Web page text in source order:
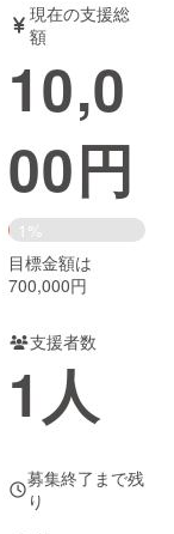
書籍・雑誌
チャレンジ
Creation
ミュニティ
現在の支援総
額
10,0
00円
1%
目標金額は
700,000円
支援者数
1人
募集終了まで残
り